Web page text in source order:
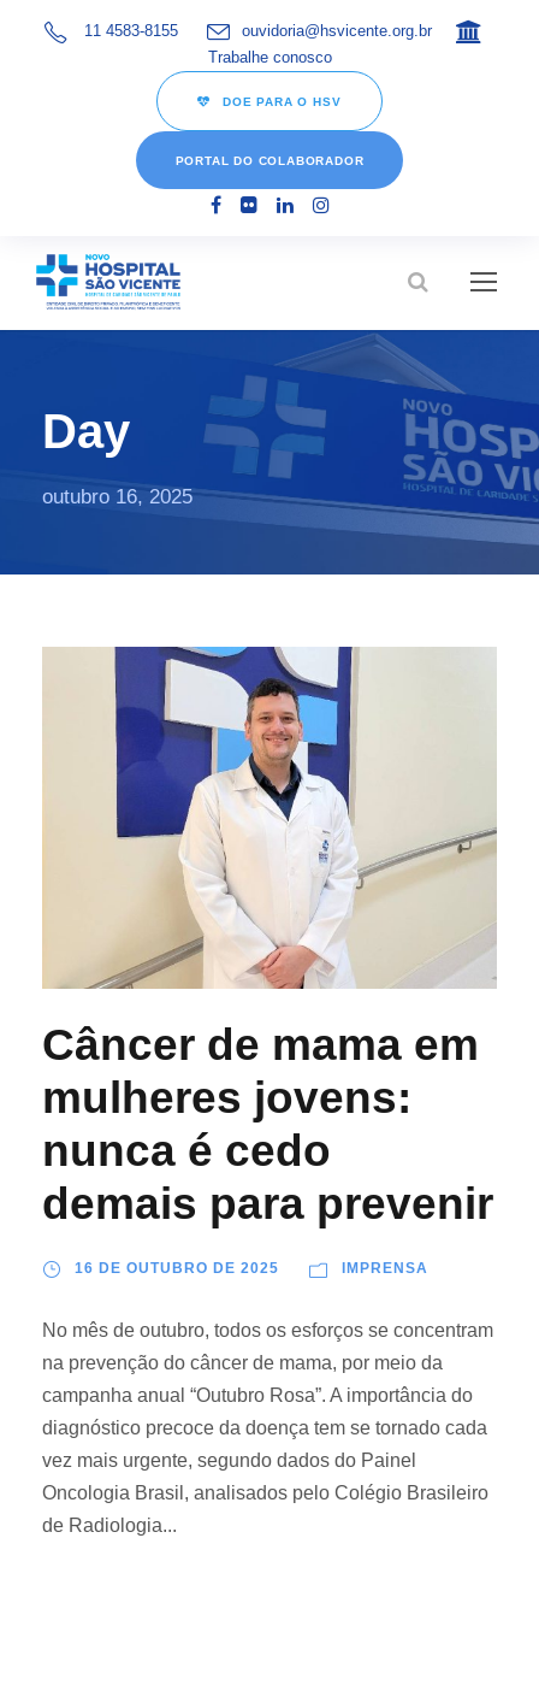
11 4583-8155
ouvidoria@hsvicente.org.br
Trabalhe conosco
DOE PARA O HSV
PORTAL DO COLABORADOR
Day
outubro 16, 2025
Câncer de mama em
mulheres jovens:
nunca é cedo
demais para prevenir
16 DE OUTUBRO DE 2025 IMPRENSA
No mês de outubro, todos os esforços se concentram
na prevenção do câncer de mama, por meio da
campanha anual “Outubro Rosa”. A importância do
diagnóstico precoce da doença tem se tornado cada
vez mais urgente, segundo dados do Painel
Oncologia Brasil, analisados pelo Colégio Brasileiro
de Radiologia...